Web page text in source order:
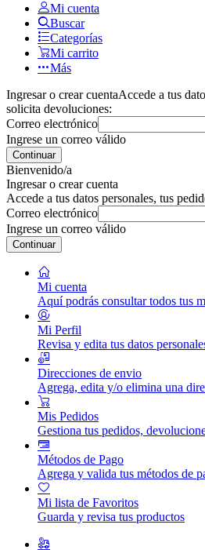
Mi cuenta
Buscar
Categorías
Mi carrito
Más
Ingresar o crear cuentaAccede a tus
solicita devoluciones:
Correo electrónico
Ingrese un correo válido
Continuar
Bienvenido/a
Ingresar o crear cuenta
Accede a tus datos personales, tus
Correo electrónico
Ingrese un correo válido
Continuar
Mi cuenta
Aquí podrás consultar todos tus
Mi Perfil
Revisa y edita tus datos
Direcciones de envio
Agrega, edita y/o elimina una
Mis Pedidos
Gestiona tus pedidos,
Métodos de Pago
Agrega y valida tus métodos de
Mi lista de Favoritos
Guarda y revisa tus productos